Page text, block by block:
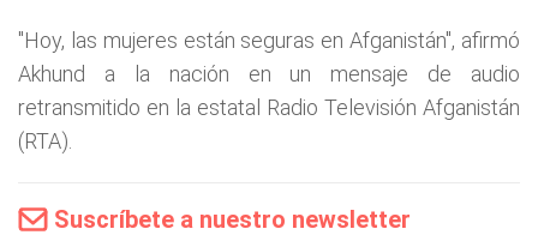
"Hoy, las mujeres están seguras en Afganistán", afirmó
Akhund a la nación en un mensaje de audio
retransmitido en la estatal Radio Televisión Afganistán
(RTA).
Suscríbete a nuestro newsletter